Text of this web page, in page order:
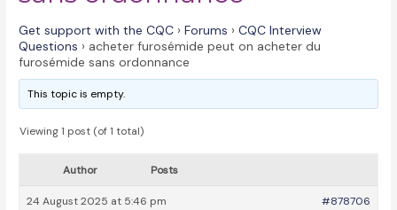
Get support with the CQC › Forums › CQC Interview
Questions › acheter furosémide peut on acheter du
furosémide sans ordonnance
This topic is empty.
Viewing 1 post (of 1 total)
Author Posts
24 August 2025 at 5:46 pm #878706